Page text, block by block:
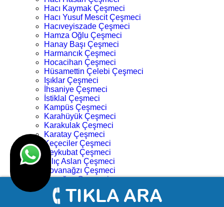
Hacı Kaymak Çeşmeci
Hacı Yusuf Mescit Çeşmeci
Hacıveyiszade Çeşmeci
Hamza Oğlu Çeşmeci
Hanay Başı Çeşmeci
Harmancık Çeşmeci
Hocacihan Çeşmeci
Hüsamettin Çelebi Çeşmeci
Işıklar Çeşmeci
İhsaniye Çeşmeci
İstiklal Çeşmeci
Kampüs Çeşmeci
Karahüyük Çeşmeci
Karakulak Çeşmeci
Karatay Çeşmeci
Keçeciler Çeşmeci
Keykubat Çeşmeci
Kılıç Aslan Çeşmeci
Kovanağzı Çeşmeci
Kozağaç Çeşmeci
Köprü Başı Çeşmeci
Köyceğiz Çeşmeci